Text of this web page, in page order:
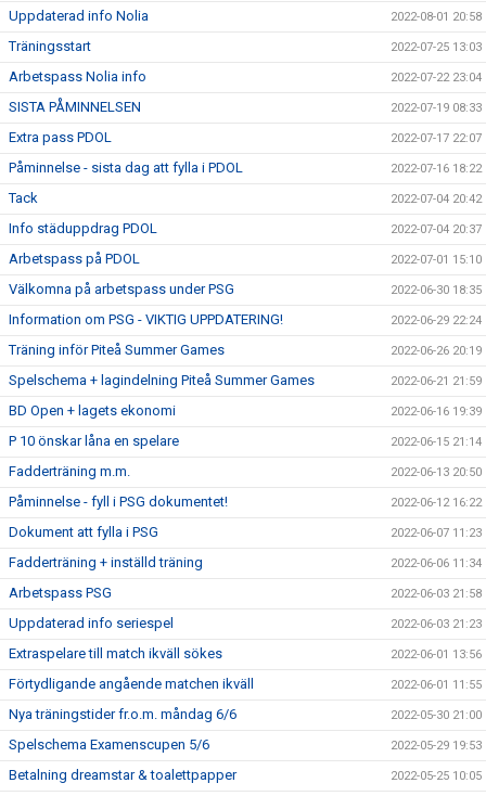
Uppdaterad info Nolia 2022-08-01 20:58
Träningsstart 2022-07-25 13:03
Arbetspass Nolia info 2022-07-22 23:04
SISTA PÅMINNELSEN 2022-07-19 08:33
Extra pass PDOL 2022-07-17 22:07
Påminnelse - sista dag att fylla i PDOL 2022-07-16 18:22
Tack 2022-07-04 20:42
Info städuppdrag PDOL 2022-07-04 20:37
Arbetspass på PDOL 2022-07-01 15:10
Välkomna på arbetspass under PSG 2022-06-30 18:35
Information om PSG - VIKTIG UPPDATERING! 2022-06-29 22:24
Träning inför Piteå Summer Games 2022-06-26 20:19
Spelschema + lagindelning Piteå Summer Games 2022-06-21 21:59
BD Open + lagets ekonomi 2022-06-16 19:39
P 10 önskar låna en spelare 2022-06-15 21:14
Fadderträning m.m. 2022-06-13 20:50
Påminnelse - fyll i PSG dokumentet! 2022-06-12 16:22
Dokument att fylla i PSG 2022-06-07 11:23
Fadderträning + inställd träning 2022-06-06 11:34
Arbetspass PSG 2022-06-03 21:58
Uppdaterad info seriespel 2022-06-03 21:23
Extraspelare till match ikväll sökes 2022-06-01 13:56
Förtydligande angående matchen ikväll 2022-06-01 11:55
Nya träningstider fr.o.m. måndag 6/6 2022-05-30 21:00
Spelschema Examenscupen 5/6 2022-05-29 19:53
Betalning dreamstar & toalettpapper 2022-05-25 10:05